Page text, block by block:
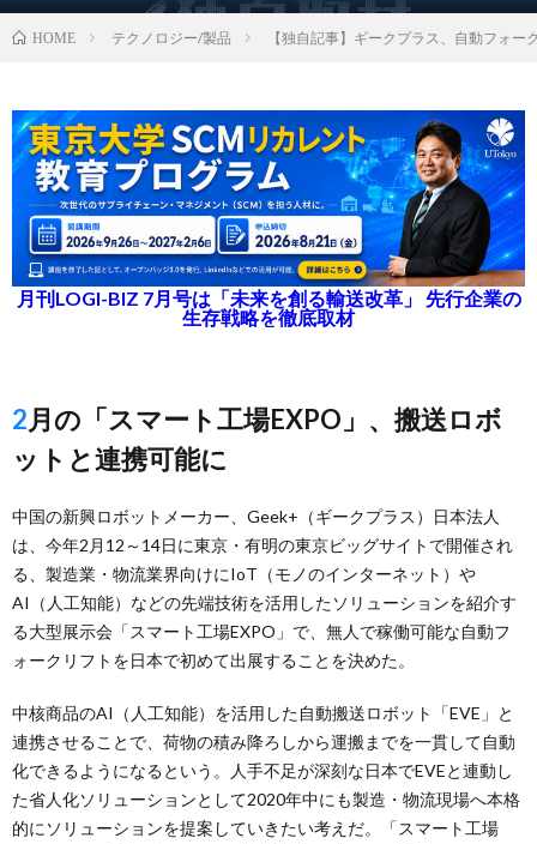
HOME テクノロジー/製品 【独自記事】ギークプラス、自動フォー
月刊LOGI-BIZ 7月号は「未来を創る輸送改革」 先行企業の
生存戦略を徹底取材
2月の「スマート工場EXPO」、搬送ロボ
ットと連携可能に
中国の新興ロボットメーカー、Geek+（ギークプラス）日本法人
は、今年2月12～14日に東京・有明の東京ビッグサイトで開催され
る、製造業・物流業界向けにIoT（モノのインターネット）や
AI（人工知能）などの先端技術を活用したソリューションを紹介す
る大型展示会「スマート工場EXPO」で、無人で稼働可能な自動フ
ォークリフトを日本で初めて出展することを決めた。
中核商品のAI（人工知能）を活用した自動搬送ロボット「EVE」と
連携させることで、荷物の積み降ろしから運搬までを一貫して自動
化できるようになるという。人手不足が深刻な日本でEVEと連動し
た省人化ソリューションとして2020年中にも製造・物流現場へ本格
的にソリューションを提案していきたい考えだ。「スマート工場